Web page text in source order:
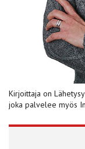
Kirjoittaja on
joka palvelee myös